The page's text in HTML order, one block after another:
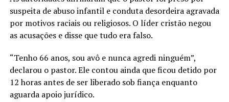
suspeita de abuso infantil e conduta desordeira agravada
por motivos raciais ou religiosos. O líder cristão negou
as acusações e disse que tudo era falso.
“Tenho 66 anos, sou avô e nunca agredi ninguém”,
declarou o pastor. Ele contou ainda que ficou detido por
12 horas antes de ser liberado sob fiança enquanto
aguarda apoio jurídico.